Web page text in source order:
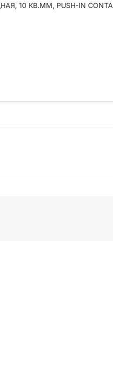
10 КВ.ММ, PUSH-IN CONTA